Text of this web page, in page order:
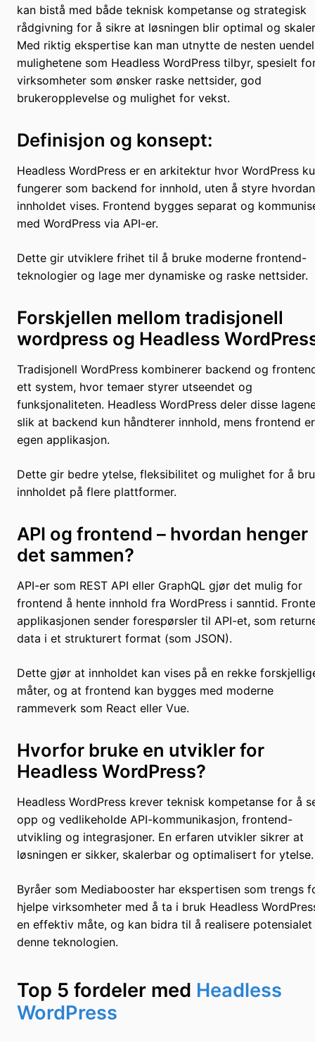
kan bistå med både teknisk kompetanse og strategisk
rådgivning for å sikre at løsningen blir optimal og
Med riktig ekspertise kan man utnytte de nesten
mulighetene som Headless WordPress tilbyr, spesielt
virksomheter som ønsker raske nettsider, god
brukeropplevelse og mulighet for vekst.
Definisjon og konsept:
Headless WordPress er en arkitektur hvor WordPress
fungerer som backend for innhold, uten å styre hvordan
innholdet vises. Frontend bygges separat og
med WordPress via API-er.
Dette gir utviklere frihet til å bruke moderne frontend-
teknologier og lage mer dynamiske og raske nettsider.
Forskjellen mellom tradisjonell
wordpress og Headless
Tradisjonell WordPress kombinerer backend og
ett system, hvor temaer styrer utseendet og
funksjonaliteten. Headless WordPress deler disse
slik at backend kun håndterer innhold, mens frontend
egen applikasjon.
Dette gir bedre ytelse, fleksibilitet og mulighet for å
innholdet på flere plattformer.
API og frontend – hvordan henger
det sammen?
API-er som REST API eller GraphQL gjør det mulig for
frontend å hente innhold fra WordPress i sanntid.
applikasjonen sender forespørsler til API-et, som
data i et strukturert format (som JSON).
Dette gjør at innholdet kan vises på en rekke
måter, og at frontend kan bygges med moderne
rammeverk som React eller Vue.
Hvorfor bruke en utvikler for
Headless WordPress?
Headless WordPress krever teknisk kompetanse for å
opp og vedlikeholde API-kommunikasjon, frontend-
utvikling og integrasjoner. En erfaren utvikler sikrer at
løsningen er sikker, skalerbar og optimalisert for ytelse.
Byråer som Mediabooster har ekspertisen som trengs
hjelpe virksomheter med å ta i bruk Headless
en effektiv måte, og kan bidra til å realisere potensialet
denne teknologien.
Top 5 fordeler med Headless
WordPress